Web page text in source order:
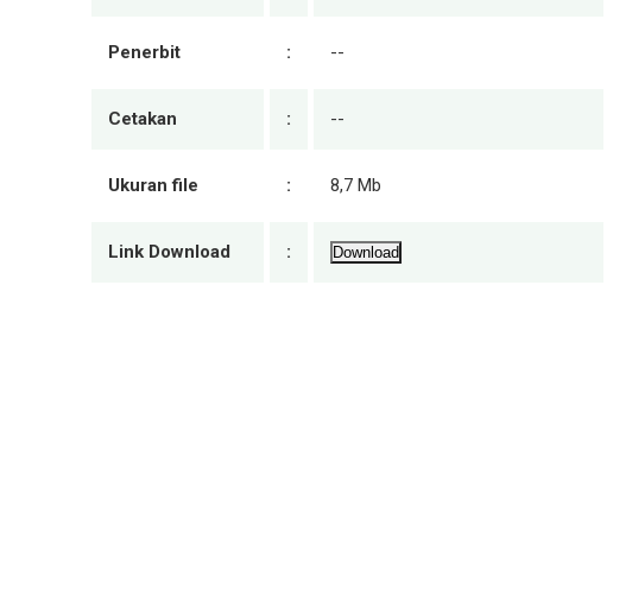
Penerbit : --
Cetakan : --
Ukuran file : 8,7 Mb
Link Download : Download